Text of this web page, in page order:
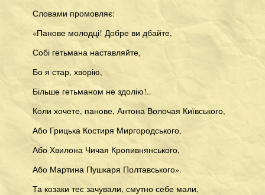
Словами промовляє:
«Панове молодці! Добре ви дбайте,
Собі гетьмана наставляйте,
Бо я стар, хворію,
Більше гетьманом не здолію!..
Коли хочете, панове, Антона Волочая Київського,
Або Грицька Костиря Миргородського,
Або Хвилона Чичая Кропивнянського,
Або Мартина Пушкаря Полтавського».
Та козаки теє зачували, смутно себе мали,